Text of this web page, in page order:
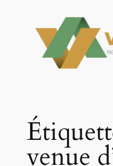
contenu
venue